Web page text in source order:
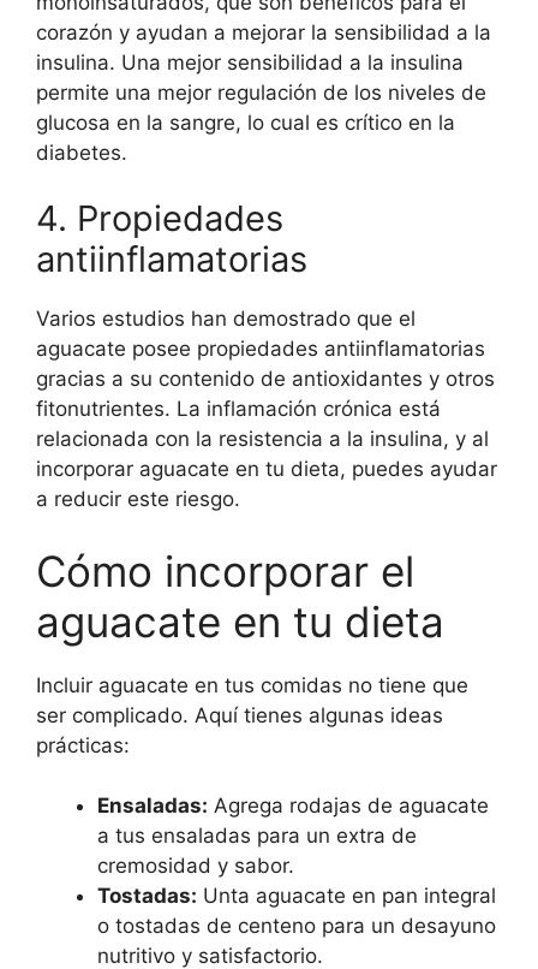
corazón y ayudan a mejorar la sensibilidad a la
insulina. Una mejor sensibilidad a la insulina
permite una mejor regulación de los niveles de
glucosa en la sangre, lo cual es crítico en la
diabetes.
4. Propiedades
antiinflamatorias
Varios estudios han demostrado que el
aguacate posee propiedades antiinflamatorias
gracias a su contenido de antioxidantes y otros
fitonutrientes. La inflamación crónica está
relacionada con la resistencia a la insulina, y al
incorporar aguacate en tu dieta, puedes ayudar
a reducir este riesgo.
Cómo incorporar el
aguacate en tu dieta
Incluir aguacate en tus comidas no tiene que
ser complicado. Aquí tienes algunas ideas
prácticas:
Ensaladas: Agrega rodajas de aguacate
a tus ensaladas para un extra de
cremosidad y sabor.
Tostadas: Unta aguacate en pan integral
o tostadas de centeno para un desayuno
nutritivo y satisfactorio.